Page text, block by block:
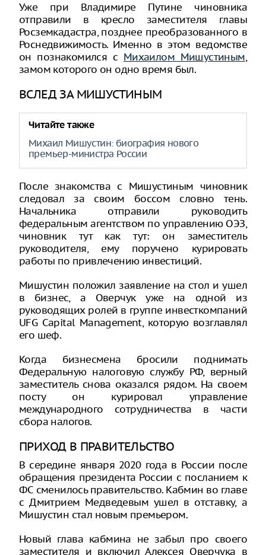
Уже при Владимире Путине чиновника
отправили в кресло заместителя главы
Росземкадастра, позднее преобразованного в
Роснедвижимость. Именно в этом ведомстве
он познакомился с Михаилом Мишустиным,
замом которого он одно время был.
ВСЛЕД ЗА МИШУСТИНЫМ
Читайте также
Михаил Мишустин: биография нового
премьер-министра России
После знакомства с Мишустиным чиновник
следовал за своим боссом словно тень.
Начальника отправили руководить
федеральным агентством по управлению ОЭЗ,
чиновник тут как тут: он заместитель
руководителя, ему поручено курировать
работы по привлечению инвестиций.
Мишустин положил заявление на стол и ушел
в бизнес, а Оверчук уже на одной из
руководящих ролей в группе инвесткомпаний
UFG Capital Management, которую возглавлял
его шеф.
Когда бизнесмена бросили поднимать
Федеральную налоговую службу РФ, верный
заместитель снова оказался рядом. На своем
посту он курировал управление
международного сотрудничества в части
сбора налогов.
ПРИХОД В ПРАВИТЕЛЬСТВО
В середине января 2020 года в России после
обращения президента России с посланием к
ФС сменилось правительство. Кабмин во главе
с Дмитрием Медведевым ушел в отставку, а
Мишустин стал новым премьером.
Новый глава кабмина не забыл про своего
заместителя и включил Алексея Оверчука в